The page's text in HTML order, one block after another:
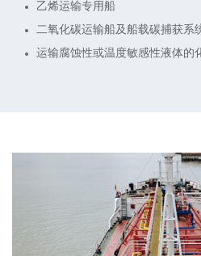
乙烯运输专用船
二氧化碳运输船及船载碳捕获系
运输腐蚀性或温度敏感性液体的